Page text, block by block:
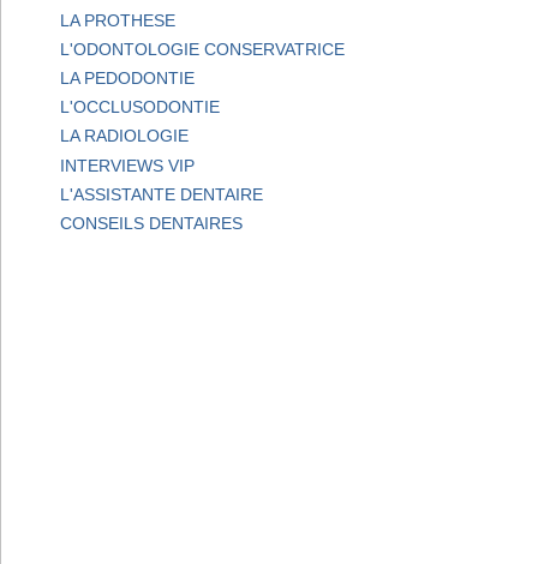
LA PROTHESE
L'ODONTOLOGIE CONSERVATRICE
LA PEDODONTIE
L'OCCLUSODONTIE
LA RADIOLOGIE
INTERVIEWS VIP
L'ASSISTANTE DENTAIRE
CONSEILS DENTAIRES